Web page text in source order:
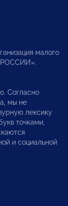
малого
РОССИИ».
Согласно
мы не
лексику
точками,
и социальной